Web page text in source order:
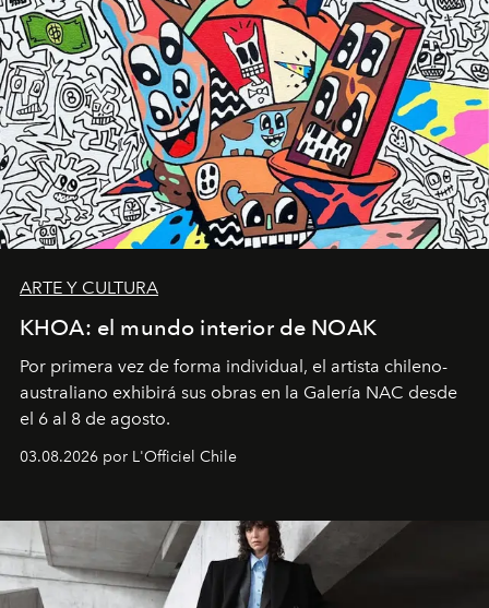
ARTE Y CULTURA
KHOA: el mundo interior de NOAK
Por primera vez de forma individual, el artista chileno-
australiano exhibirá sus obras en la Galería NAC desde
el 6 al 8 de agosto.
03.08.2026 por L'Officiel Chile